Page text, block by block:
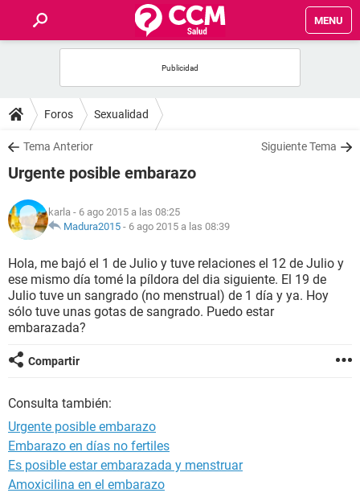
MENU
FOROS
SALUD
FAMILIA
NUTRICIÓN
BIENESTAR
SEXUALIDAD
GLOSARIO
Foros Sexualidad
Tema Anterior Siguiente Tema
Urgente posible embarazo
karla - 6 ago 2015 a las 08:25
Madura2015 - 6 ago 2015 a las 08:39
Hola, me bajó el 1 de Julio y tuve relaciones el 12 de Julio y
ese mismo día tomé la píldora del dia siguiente. El 19 de
Julio tuve un sangrado (no menstrual) de 1 día y ya. Hoy
sólo tuve unas gotas de sangrado. Puedo estar
embarazada?
Compartir
Consulta también:
Urgente posible embarazo
Embarazo en días no fertiles
Es posible estar embarazada y menstruar
Amoxicilina en el embarazo